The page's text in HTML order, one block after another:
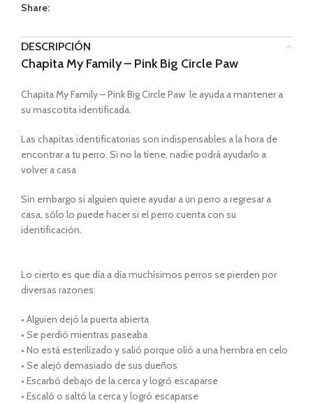
Share:
DESCRIPCIÓN
Chapita My Family – Pink Big Circle Paw
Chapita My Family – Pink Big Circle Paw le ayuda a mantener a
su mascotita identificada.
Las chapitas identificatorias son indispensables a la hora de
encontrar a tu perro. Si no la tiene, nadie podrá ayudarlo a
volver a casa
Sin embargo si alguien quiere ayudar a un perro a regresar a
casa, sólo lo puede hacer si el perro cuenta con su
identificación.
Lo cierto es que dí­a a dí­a muchí­simos perros se pierden por
diversas razones:
• Alguien dejó la puerta abierta
• Se perdió mientras paseaba
• No está esterilizado y salió porque olió a una hembra en celo
• Se alejó demasiado de sus dueños
• Escarbó debajo de la cerca y logró escaparse
• Escaló o saltó la cerca y logró escaparse